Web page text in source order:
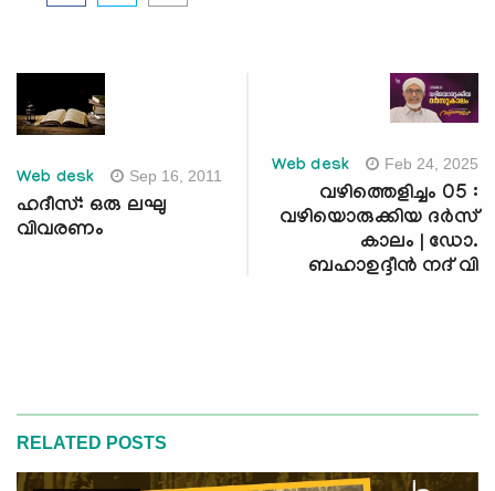
Web desk Sep 16, 2011
ഹദീസ്: ഒരു ലഘു
വിവരണം
Web desk Feb 24, 2025
വഴിത്തെളിച്ചം 05 :
വഴിയൊരുക്കിയ ദർസ്
കാലം | ഡോ.
ബഹാഉദ്ദീൻ നദ് വി
RELATED POSTS